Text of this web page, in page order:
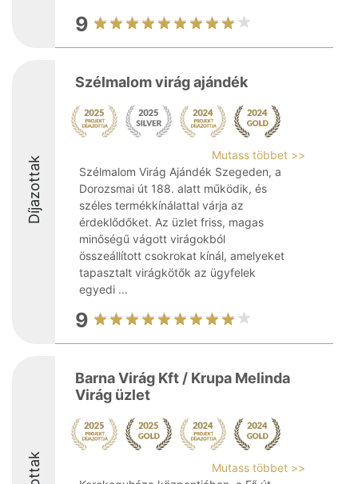
9
Díjazottak
Szélmalom virág ajándék
Mutass többet >>
Szélmalom Virág Ajándék Szegeden, a
Dorozsmai út 188. alatt működik, és
széles termékkínálattal várja az
érdeklődőket. Az üzlet friss, magas
minőségű vágott virágokból
összeállított csokrokat kínál, amelyeket
tapasztalt virágkötők az ügyfelek
egyedi ...
9
Barna Virág Kft / Krupa Melinda
Virág üzlet
Mutass többet >>